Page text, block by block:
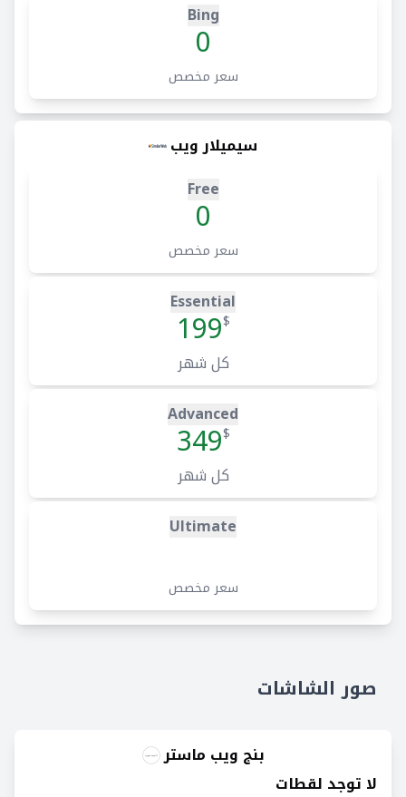
Bing
0
سعر مخصص
سيميلار ويب
Free
0
سعر مخصص
Essential
$
199
كل شهر
Advanced
$
349
كل شهر
Ultimate
سعر مخصص
صور الشاشات
بنج ويب ماستر
لا توجد لقطات